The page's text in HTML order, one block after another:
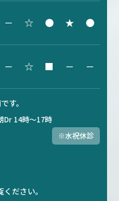
－ ☆ ● ★ ●
－ ☆ ■ － －
す。
Dr 14時～17時
※水祝休診
ください。